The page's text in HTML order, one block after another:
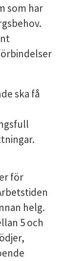
som har
ska få
för
helg.
5 och